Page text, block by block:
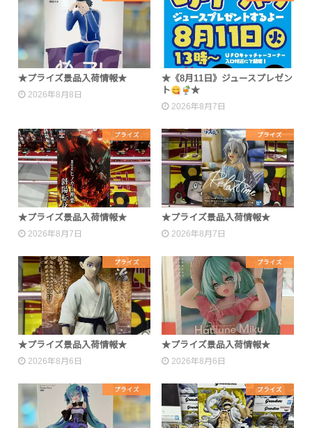
★プライズ景品入荷情報★
2026年8月8日
★《8月11日》ジュースプレゼン
ト
★
2026年8月7日
プライズ
★プライズ景品入荷情報★
2026年8月7日
プライズ
★プライズ景品入荷情報★
2026年8月7日
プライズ
★プライズ景品入荷情報★
2026年8月6日
プライズ
★プライズ景品入荷情報★
2026年8月6日
プライズ プライズ